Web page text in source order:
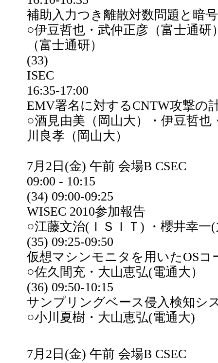
補助入力つき離散対数問題と暗
○伊豆哲也・武仲正彦（富士通
（富士通研）
(33)
ISEC
16:35-17:00
EMV署名に対するCNTW攻撃の
○酒見由美（岡山大）・伊豆哲
川良孝（岡山大）
7月2日(金) 午前 会場B CSEC
09:00 - 10:15
(34) 09:00-09:25
WISEC 2010参加報告
○江藤文治(ＩＳＩＴ) ・櫻井幸一
(35) 09:25-09:50
仮想マシンモニタを用いたOSコ
○佐久間充・大山恵弘(電通大）
(36) 09:50-10:15
サンプリングベース侵入検知シ
○小川夏樹・大山恵弘(電通大)
7月2日(金) 午前 会場B CSEC